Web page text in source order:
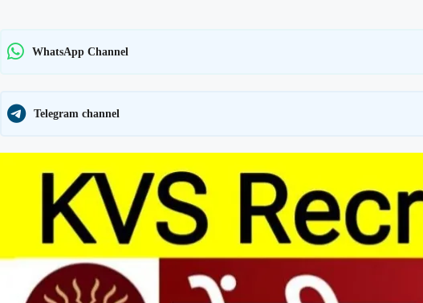
WhatsApp Channel
Telegram channel